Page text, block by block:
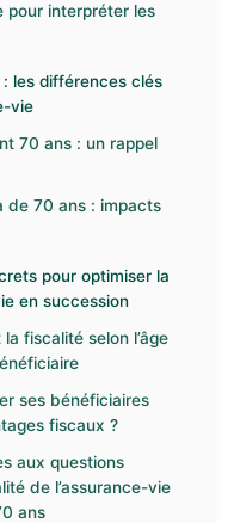
pour interpréter les
les différences clés
vie
70 ans : un rappel
de 70 ans : impacts
pour optimiser la
en succession
fiscalité selon l’âge
ses bénéficiaires
fiscaux ?
aux questions
de l’assurance-vie
ans